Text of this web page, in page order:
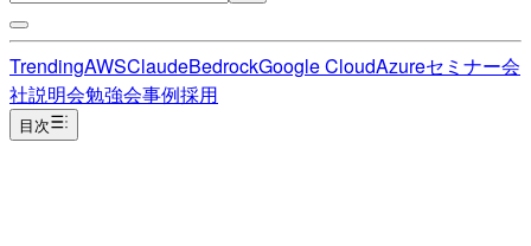
TrendingAWSClaudeBedrockGoogle CloudAzureセミナー会
社説明会勉強会事例採用
目次